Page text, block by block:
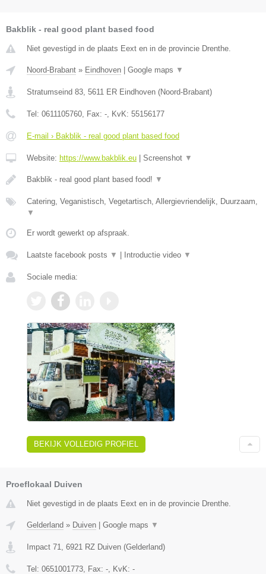
Bakblik - real good plant based food
Niet gevestigd in de plaats Eext en in de provincie Drenthe.
Noord-Brabant » Eindhoven Google maps ▼
Stratumseind 83, 5611 ER Eindhoven (Noord-Brabant)
Tel: 0611105760, Fax: -, KvK: 55156177
E-mail › Bakblik - real good plant based food
Website: https://www.bakblik.eu Screenshot ▼
Bakblik - real good plant based food! ▼
Catering, Veganistisch, Vegetartisch, Allergievriendelijk, Duurzaam,
▼
Er wordt gewerkt op afspraak.
Laatste facebook posts ▼ Introductie video ▼
Sociale media:
BEKIJK VOLLEDIG PROFIEL
Proeflokaal Duiven
Niet gevestigd in de plaats Eext en in de provincie Drenthe.
Gelderland » Duiven Google maps ▼
Impact 71 6921 RZ Duiven (Gelderland)
Tel: 0651001773 , Fax: - , KvK: -